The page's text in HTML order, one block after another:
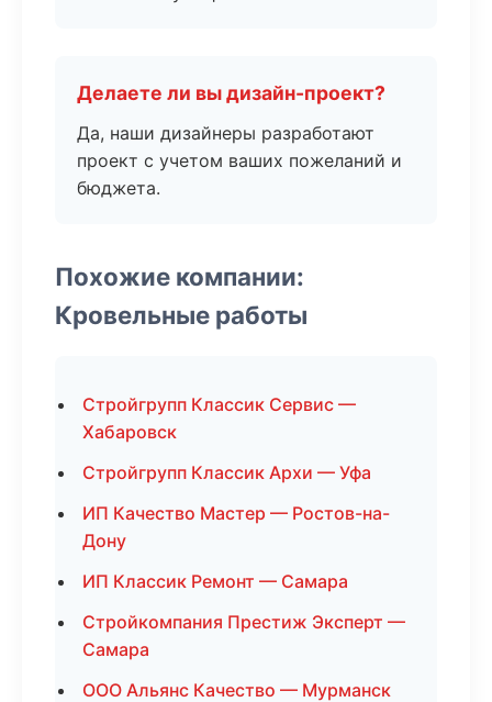
Делаете ли вы дизайн-проект?
Да, наши дизайнеры разработают
проект с учетом ваших пожеланий и
бюджета.
Похожие компании:
Кровельные работы
Стройгрупп Классик Сервис —
Хабаровск
Стройгрупп Классик Архи — Уфа
ИП Качество Мастер — Ростов-на-
Дону
ИП Классик Ремонт — Самара
Стройкомпания Престиж Эксперт —
Самара
ООО Альянс Качество — Мурманск